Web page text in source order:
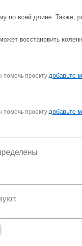
всей длине. Также,
восстановить
помочь проекту добавьте
помочь проекту добавьте